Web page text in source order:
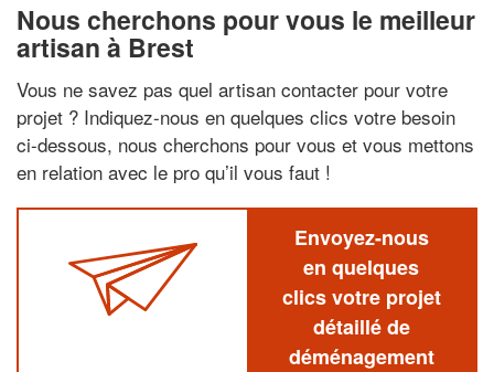
Nous cherchons pour vous le meilleur
artisan à Brest
Vous ne savez pas quel artisan contacter pour votre
projet ? Indiquez-nous en quelques clics votre besoin
ci-dessous, nous cherchons pour vous et vous mettons
en relation avec le pro qu’il vous faut !
Envoyez-nous
en quelques
clics votre projet
détaillé de
déménagement